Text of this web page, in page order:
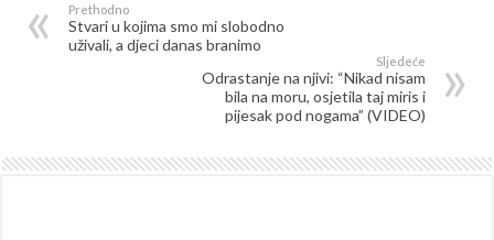
Prethodno
Stvari u kojima smo mi slobodno
uživali, a djeci danas branimo
Sljedeće
Odrastanje na njivi: “Nikad nisam
bila na moru, osjetila taj miris i
pijesak pod nogama” (VIDEO)